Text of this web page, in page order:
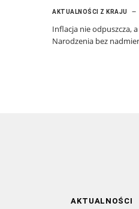
AKTUALNOŚCI Z KRAJU
Inflacja nie odpuszcza,
Narodzenia bez
AKTUALNOŚCI